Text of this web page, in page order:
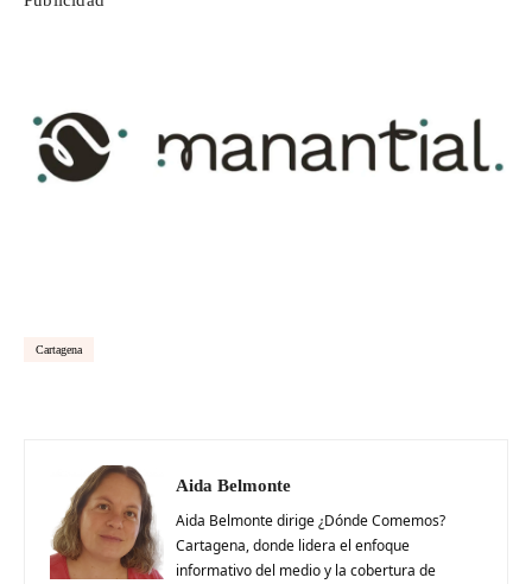
Cartagena
Aida Belmonte
Aida Belmonte dirige ¿Dónde Comemos?
Cartagena, donde lidera el enfoque
informativo del medio y la cobertura de